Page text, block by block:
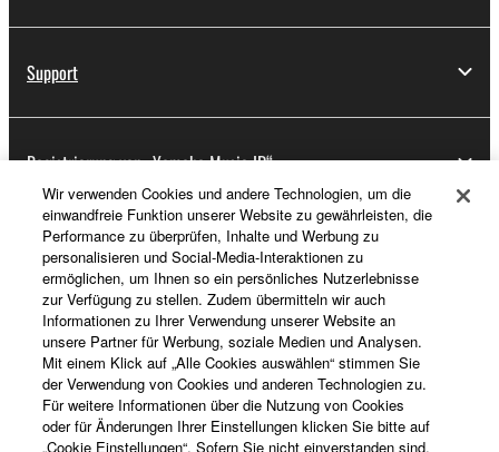
Support
Registrierung von „Yamaha Music ID“
Über Yamaha
Österreich - German
Business
Wir verwenden Cookies und andere Technologien, um die
einwandfreie Funktion unserer Website zu gewährleisten, die
Performance zu überprüfen, Inhalte und Werbung zu
personalisieren und Social-Media-Interaktionen zu
ermöglichen, um Ihnen so ein persönliches Nutzerlebnisse
zur Verfügung zu stellen. Zudem übermitteln wir auch
Informationen zu Ihrer Verwendung unserer Website an
unsere Partner für Werbung, soziale Medien und Analysen.
Mit einem Klick auf „Alle Cookies auswählen“ stimmen Sie
der Verwendung von Cookies und anderen Technologien zu.
Für weitere Informationen über die Nutzung von Cookies
oder für Änderungen Ihrer Einstellungen klicken Sie bitte auf
„Cookie Einstellungen“. Sofern Sie nicht einverstanden sind,